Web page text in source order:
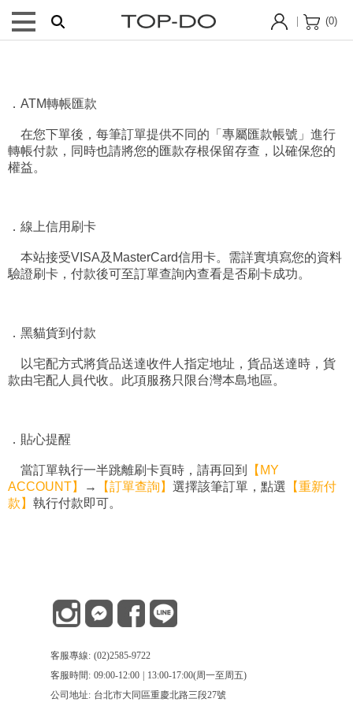
(0)
．ATM轉帳匯款
在您下單後，每筆訂單提供不同的「專屬匯款帳號」進行
轉帳付款，同時也請將您的匯款存根保留存查，以確保您的
權益。
．線上信用刷卡
本站接受VISA及MasterCard信用卡。需詳實填寫您的資料
驗證刷卡，付款後可至訂單查詢內查看是否刷卡成功。
．黑貓貨到付款
以宅配方式將貨品送達收件人指定地址，貨品送達時，貨
款由宅配人員代收。此項服務只限台灣本島地區。
．貼心提醒
當訂單執行一半跳離刷卡頁時，請再回到
【MY
ACCOUNT】
→ 【訂單查詢】 選擇該筆訂單，點選 【重新付
款】 執行付款即可。
客服專線: (02)2585-9722
客服時間: 09:00-12:00 | 13:00-17:00(周一至周五)
公司地址: 台北市大同區重慶北路三段27號